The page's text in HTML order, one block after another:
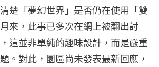
楚「夢幻世界」是否仍在使用「雙
來，此事已多次在網上被翻出討
這並非單純的趣味設計，而是嚴重
。對此，園區尚未發表最新回應，